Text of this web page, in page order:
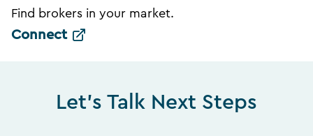
Find brokers in your market.
Connect
Let's Talk Next Steps